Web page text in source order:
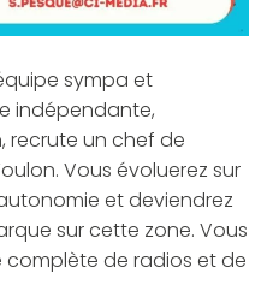
sympa et
indépendante,
recrute un chef de
Vous évoluerez sur
et deviendrez
sur cette zone. Vous
de radios et de